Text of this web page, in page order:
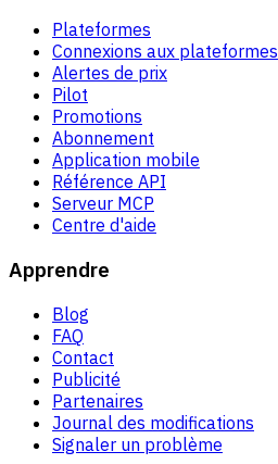
Plateformes
Connexions aux plateformes
Alertes de prix
Pilot
Promotions
Abonnement
Application mobile
Référence API
Serveur MCP
Centre d'aide
Apprendre
Blog
FAQ
Contact
Publicité
Partenaires
Journal des modifications
Signaler un problème